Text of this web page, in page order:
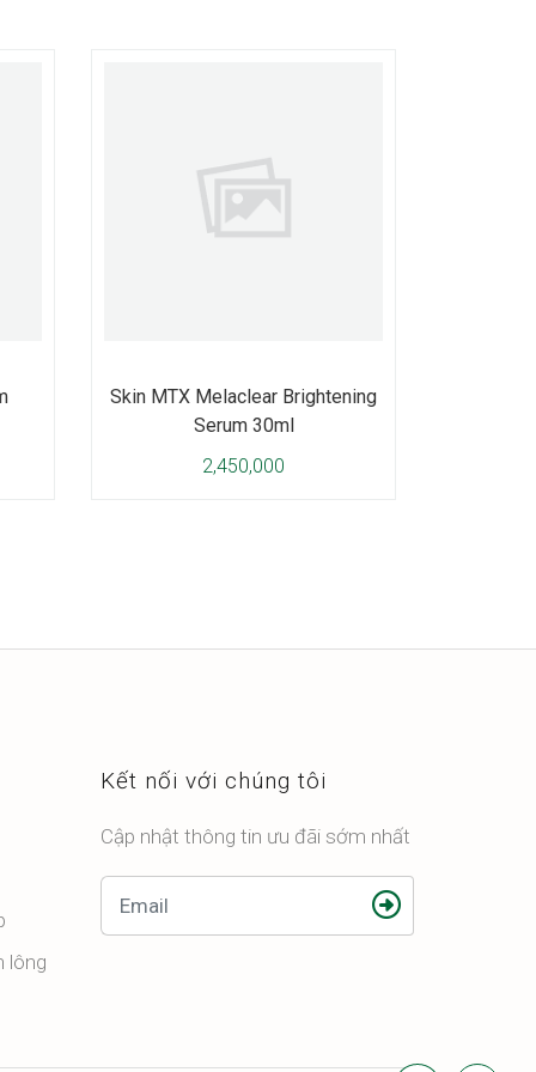
Skin MTX Melaclear Brightening
Serum 30ml
2,450,000
lông
Kết nối với chúng tôi
Cập nhật thông tin ưu đãi sớm nhất